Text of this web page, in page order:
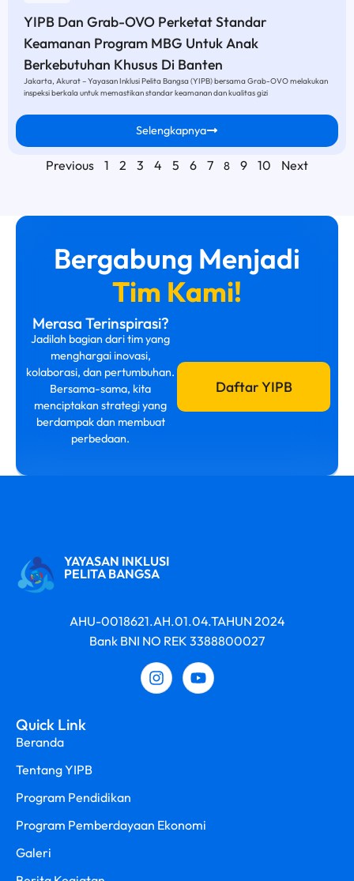
YIPB Dan Grab-OVO Perketat Standar
Keamanan Program MBG Untuk Anak
Berkebutuhan Khusus Di Banten
Jakarta, Akurat – Yayasan Inklusi Pelita Bangsa (YIPB) bersama Grab-OVO melakukan
inspeksi berkala untuk memastikan standar keamanan dan kualitas gizi
Selengkapnya
Previous 1 2 3 4 5 6 7 8 9 10 Next
Bergabung Menjadi
Tim Kami!
Merasa Terinspirasi?
Jadilah bagian dari tim yang
menghargai inovasi,
kolaborasi, dan pertumbuhan.
Bersama-sama, kita
menciptakan strategi yang
berdampak dan membuat
perbedaan.
Daftar YIPB
YAYASAN INKLUSI
PELITA BANGSA
AHU-0018621.AH.01.04.TAHUN 2024
Bank BNI NO REK 3388800027
Quick Link
Beranda
Tentang YIPB
Program Pendidikan
Program Pemberdayaan Ekonomi
Galeri